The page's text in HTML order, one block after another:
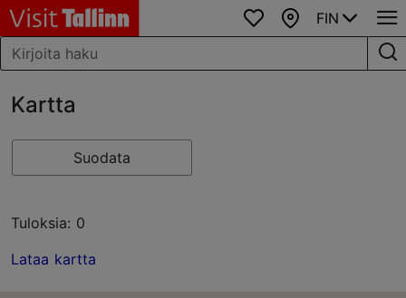
SuosikitKartta
FIN
Kartta
Suodata
Tuloksia: 0
Lataa kartta